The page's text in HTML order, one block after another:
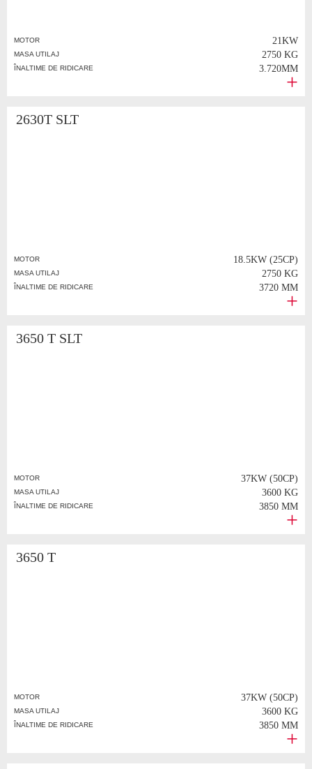
MOTOR 21KW
MASA UTILAJ 2750 KG
ÎNALTIME DE RIDICARE 3.720MM
2630T SLT
MOTOR 18.5KW (25CP)
MASA UTILAJ 2750 KG
ÎNALTIME DE RIDICARE 3720 MM
3650 T SLT
MOTOR 37KW (50CP)
MASA UTILAJ 3600 KG
ÎNALTIME DE RIDICARE 3850 MM
3650 T
MOTOR 37KW (50CP)
MASA UTILAJ 3600 KG
ÎNALTIME DE RIDICARE 3850 MM